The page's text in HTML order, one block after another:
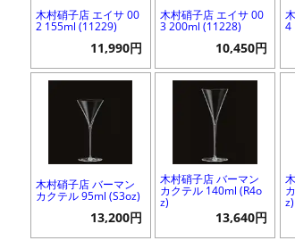
木村硝子店 エイサ 00
2 155ml (11229)
11,990円
木村硝子店 エイサ 00
3 200ml (11228)
10,450円
4
木村硝子店 バーマン
カクテル 95ml (S3oz)
13,200円
木村硝子店 バーマン
カクテル 140ml (R4o
z)
13,640円
z)